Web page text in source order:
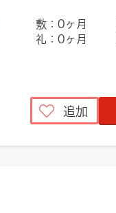
敷：0ヶ月
礼：0ヶ月
追加